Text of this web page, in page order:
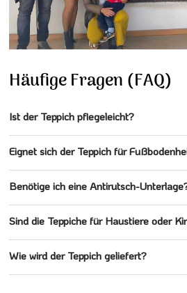
Häufige Fragen (FAQ)
Ist der Teppich pflegeleicht?
Eignet sich der Teppich für
Benötige ich eine Antirutsch-
Sind die Teppiche für Haustiere oder
Wie wird der Teppich geliefert?